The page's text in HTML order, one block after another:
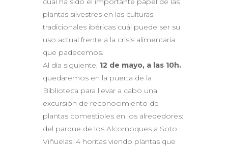
plantas silvestres en las culturas
tradicionales ibéricas cuál puede ser su
uso actual frente a la crisis alimentaria
que padecemos.
Al día siguiente, 12 de mayo, a las 10h.
quedaremos en la puerta de la
Biblioteca para llevar a cabo una
excursión de reconocimiento de
plantas comestibles en los alrededores:
del parque de los Alcornoques a Soto
Viñuelas. 4 horitas viendo plantas que